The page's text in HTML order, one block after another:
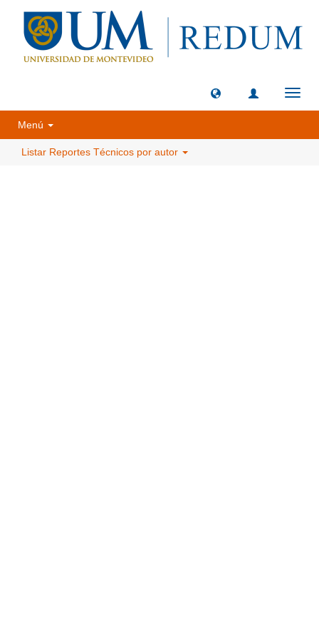
Menú
Listar Reportes Técnicos por autor